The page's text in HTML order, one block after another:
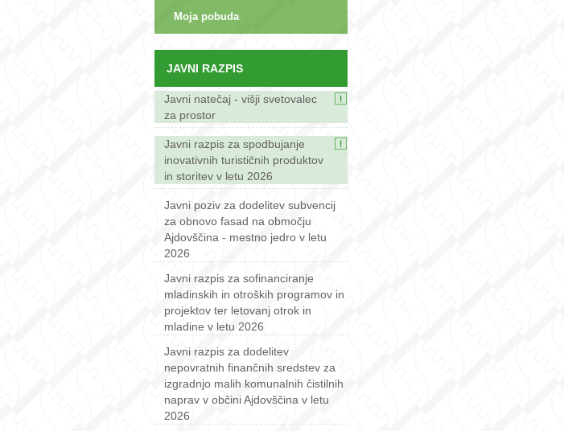
Moja pobuda
JAVNI RAZPIS
Javni natečaj - višji svetovalec
za prostor
Javni razpis za spodbujanje
inovativnih turističnih produktov
in storitev v letu 2026
Javni poziv za dodelitev subvencij
za obnovo fasad na območju
Ajdovščina - mestno jedro v letu
2026
Javni razpis za sofinanciranje
mladinskih in otroških programov in
projektov ter letovanj otrok in
mladine v letu 2026
Javni razpis za dodelitev
nepovratnih finančnih sredstev za
izgradnjo malih komunalnih čistilnih
naprav v občini Ajdovščina v letu
2026